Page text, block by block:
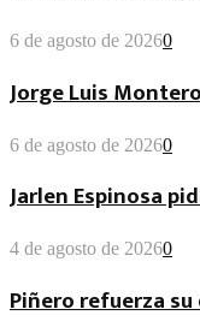
6 de agosto de 20260
Jorge Luis
6 de agosto de 20260
Jarlen Espinosa
4 de agosto de 20260
Piñero refuerza